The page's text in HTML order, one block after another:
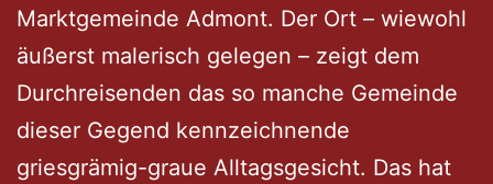
Marktgemeinde Admont. Der Ort – wiewohl
äußerst malerisch gelegen – zeigt dem
Durchreisenden das so manche Gemeinde
dieser Gegend kennzeichnende
griesgrämig-graue Alltagsgesicht. Das hat